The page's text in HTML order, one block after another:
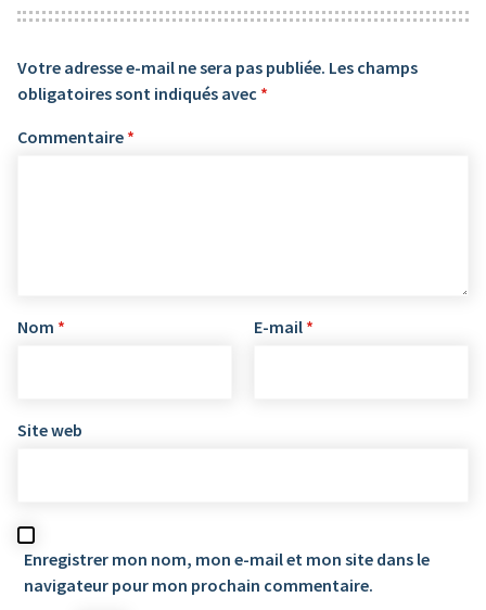
Votre adresse e-mail ne sera pas publiée. Les champs
obligatoires sont indiqués avec *
Commentaire *
Nom * E-mail *
Site web
Enregistrer mon nom, mon e-mail et mon site dans le
navigateur pour mon prochain commentaire.